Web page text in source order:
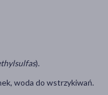
).
woda do wstrzykiwań.